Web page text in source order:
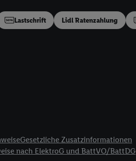
Lastschrift Lidl Ratenzahlung
Gesetzliche Zusatzinformationen
nach ElektroG und BattVO/BattDG
sämtlicher
Ihre Einwilligung
gilt auch für die
für Werbung und
Quellen,
Informationen,
von oder